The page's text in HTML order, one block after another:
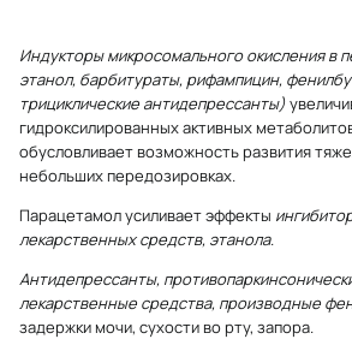
Индукторы микросомального окисления в
этанол, барбитураты, рифампицин,
трициклические антидепрессанты)
гидроксилированных активных
обусловливает возможность развития
небольших передозировках.
Парацетамол усиливает эффекты
лекарственных средств, этанола.
Антидепрессанты,
лекарственные средства, производные
задержки мочи, сухости во рту, запора.